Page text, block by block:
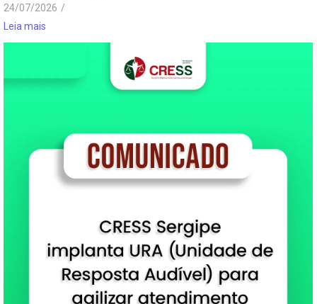
24/07/2026 /
Leia mais